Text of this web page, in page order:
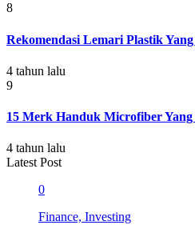
8
Rekomendasi Lemari Plastik
4 tahun lalu
9
15 Merk Handuk Microfiber Yang
4 tahun lalu
Latest Post
0
Finance, Investing